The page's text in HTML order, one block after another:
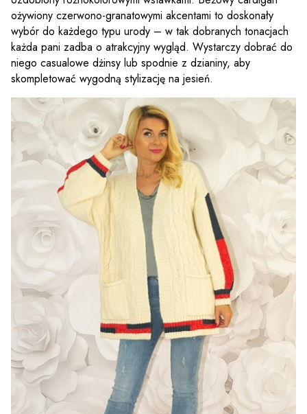
ożywiony czerwono-granatowymi akcentami to doskonały
wybór do każdego typu urody – w tak dobranych tonacjach
każda pani zadba o atrakcyjny wygląd. Wystarczy dobrać do
niego casualowe dżinsy lub spodnie z dzianiny, aby
skompletować wygodną stylizację na jesień.